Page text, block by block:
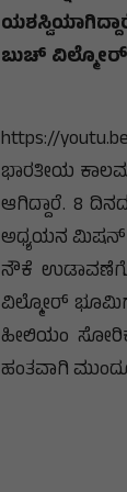
ಬುಚ್
https://
ಭಾರತೀಯ
ಆಗಿದ್ದಾರೆ. 8
ಅಧ್ಯಯನ
ನೌಕೆ
ವಿಲ್ಮೋರ್ ಭೂಮಿಗೆ
ಹೀಲಿಯಂ ಸೋರಿಕೆ
ಹಂತವಾಗಿ